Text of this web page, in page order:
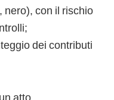
nero), con il rischio
dei contributi
atto